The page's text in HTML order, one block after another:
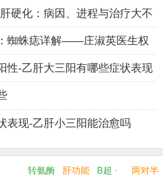
硬化：病因、进程与治疗大不
蜘蛛痣详解——庄淑英医生权
性-乙肝大三阳有哪些症状表现
表现-乙肝小三阳能治愈吗
转氨酶 肝功能 B超 · 两对半